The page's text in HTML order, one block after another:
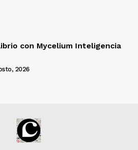
con Mycelium Inteligencia
2026